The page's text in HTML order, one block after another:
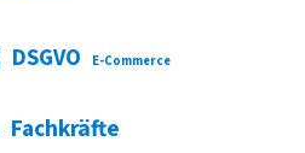
DSGVO E-Commerce
Fachkräfte